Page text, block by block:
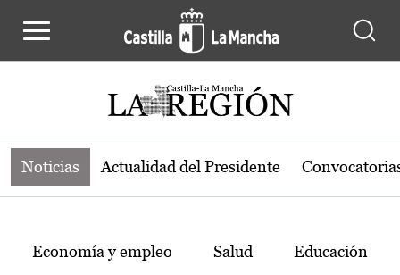
Noticias de la región de Castilla-La
Noticias Actualidad del Presidente
Temas
Economía y empleo Salud Educación